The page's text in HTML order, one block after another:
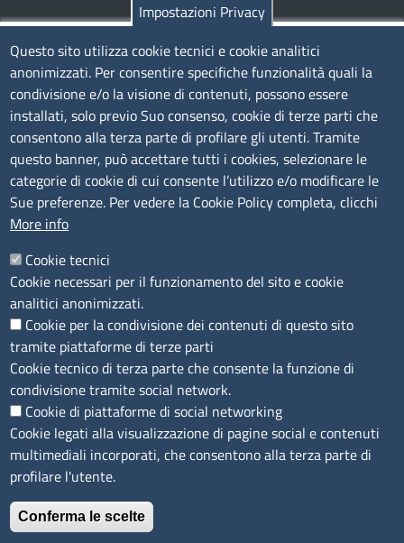
TRASPARENZA
Albo Online
Amministrazione trasparente
Bandi e concorsi
Segnalazioni Whistleblowing
Accessibilità
IBAN e pagamenti informatici
Informative privacy e cookie
Verifiche PA
Attuazione misure PNRR
Modulistica
SEGUICI SU
Impostazioni Privacy
Questo sito utilizza cookie tecnici e cookie analitici
anonimizzati. Per consentire specifiche funzionalità quali la
condivisione e/o la visione di contenuti, possono essere
installati, solo previo Suo consenso, cookie di terze parti che
consentono alla terza parte di profilare gli utenti. Tramite
questo banner, può accettare tutti i cookies, selezionare le
categorie di cookie di cui consente l’utilizzo e/o modificare le
Sue preferenze. Per vedere la Cookie Policy completa, clicchi
More info
Cookie tecnici
Cookie necessari per il funzionamento del sito e cookie
analitici anonimizzati.
Cookie per la condivisione dei contenuti di questo sito
tramite piattaforme di terze parti
Cookie tecnico di terza parte che consente la funzione di
condivisione tramite social network.
Cookie di piattaforme di social networking
Cookie legati alla visualizzazione di pagine social e contenuti
multimediali incorporati, che consentono alla terza parte di
profilare l'utente.
Conferma le scelte